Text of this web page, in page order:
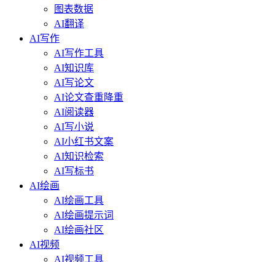
图表数据
AI翻译
AI写作
AI写作工具
AI知识库
AI写论文
AI论文查重降重
AI阅读器
AI写小说
AI小红书文案
AI知识检索
AI写标书
AI绘画
AI绘画工具
AI绘画提示词
AI绘画社区
AI视频
AI视频工具